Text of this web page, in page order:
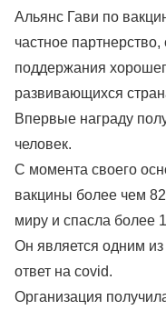
Альянс Гави по
частное
поддержания
развивающихся
Впервые награду
человек.
С момента своего
вакцины более чем
миру и спасла более
Он является одним
ответ на covid.
Организация